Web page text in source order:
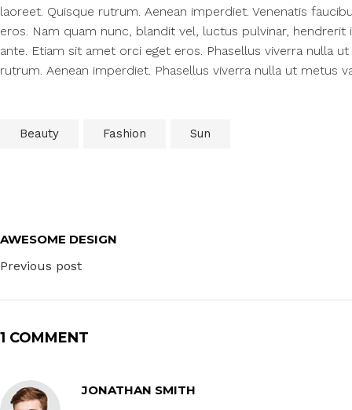
laoreet. Quisque rutrum. Aenean imperdiet. Venenatis
eros. Nam quam nunc, blandit vel, luctus pulvinar,
ante. Etiam sit amet orci eget eros. Phasellus viverra nulla
rutrum. Aenean imperdiet. Phasellus viverra nulla ut metus
Beauty Fashion Sun
AWESOME DESIGN
Previous post
1 COMMENT
JONATHAN SMITH